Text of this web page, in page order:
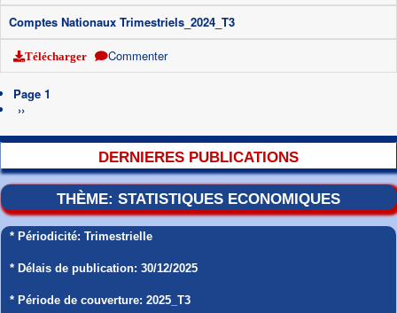
Comptes Nationaux Trimestriels_2024_T3
Télécharger Commenter
Pagination
Page 1
Page
››
DERNIERES PUBLICATIONS
THÈME: STATISTIQUES ECONOMIQUES
* Périodicité: Trimestrielle
* Délais de publication: 30/12/2025
* Période de couverture: 2025_T3